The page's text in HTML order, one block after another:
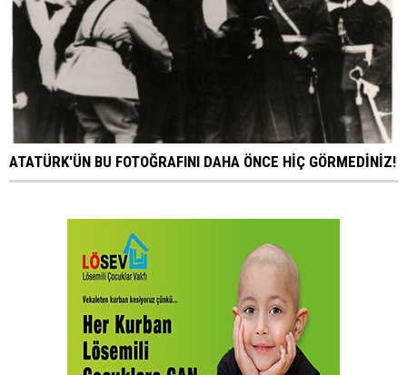
ATATÜRK'ÜN BU FOTOĞRAFINI DAHA ÖNCE HİÇ GÖRMEDİNİZ!